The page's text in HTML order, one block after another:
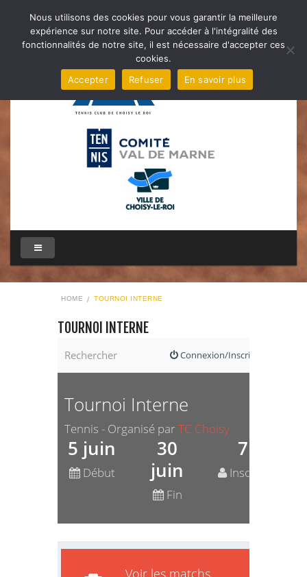
HOME TOURNOI INTERNE
TOURNOI INTERNE
Nous utilisons des cookies pour vous garantir la meilleure
expérience sur notre site. Pour accéder à l'intégralité des
fonctionnalités de notre site, il est nécessaire d'accepter ces
cookies.
Accepter
Refuser En savoir plus